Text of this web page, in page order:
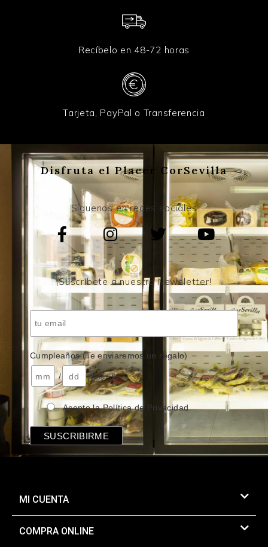
Recíbelo en 48-72 horas
Tarjeta, PayPal o Transferencia
Disfruta el Placer CorSevilla
Síguenos en redes sociales
¡Suscríbete a nuestro Newsletter!
Cumpleaños (Te enviaremos un regalo)
/ ( mes / día )
Acepto la Política de Privacidad
MI CUENTA
COMPRA ONLINE